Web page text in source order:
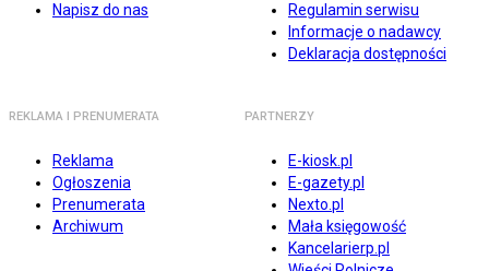
Napisz do nas
Regulamin serwisu
Informacje o nadawcy
Deklaracja dostępności
REKLAMA I PRENUMERATA
Reklama
Ogłoszenia
Prenumerata
Archiwum
PARTNERZY
E-kiosk.pl
E-gazety.pl
Nexto.pl
Mała księgowość
Kancelarierp.pl